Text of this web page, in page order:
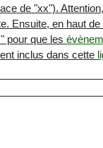
de "xx").
Ensuite, en haut de
" pour que les
inclus dans cette